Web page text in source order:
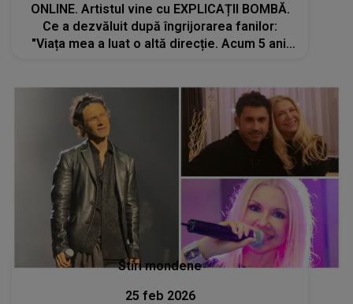
ONLINE. Artistul vine cu EXPLICAȚII BOMBĂ.
Ce a dezvăluit după îngrijorarea fanilor:
"Viața mea a luat o altă direcție. Acum 5 ani,
Stiri mondene
25 feb 2026